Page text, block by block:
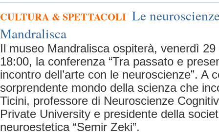
CULTURA & SPETTACOLI Le
Mandralisca
Il museo Mandralisca ospiterà, venerdì
18:00, la conferenza “Tra passato e
incontro dell’arte con le neuroscienze”. A
sorprendente mondo della scienza che
Ticini, professore di Neuroscienze
Private University e presidente della
neuroestetica “Semir Zeki”.